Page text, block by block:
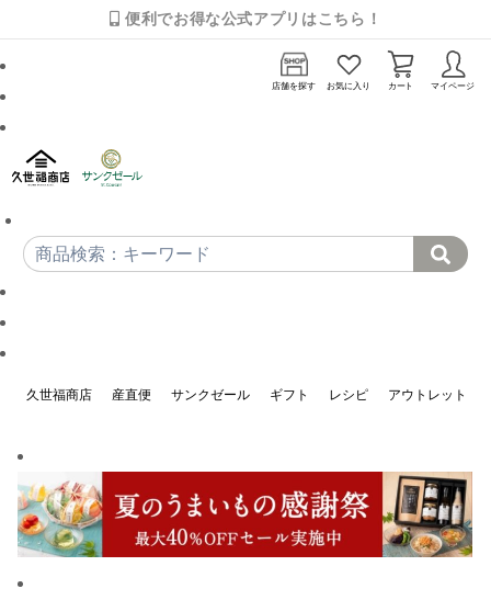
便利でお得な公式アプリはこちら！
店舗を探す お気に入り カート マイページ
久世福商店 産直便 サンクゼール ギフト レシピ アウトレット